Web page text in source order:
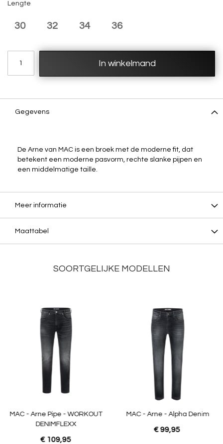
Lengte
30 32 34 36
In winkelmand
Gegevens
De Arne van MAC is een broek met de moderne fit, dat
betekent een moderne pasvorm, rechte slanke pijpen en
een middelmatige taille.
Meer informatie
Maattabel
SOORTGELIJKE MODELLEN
MAC - Arne Pipe - WORKOUT
DENIMFLEXX
€ 109,95
MAC - Arne - Alpha Denim
€ 99,95